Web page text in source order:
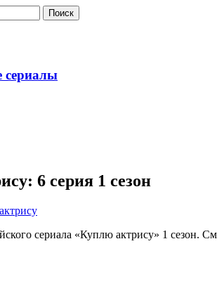
сериалы
6 серия 1 сезон
сериала «Куплю актрису» 1 сезон.